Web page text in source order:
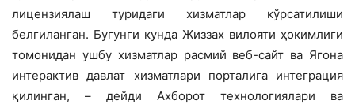
лицензиялаш туридаги хизматлар кўрсатилиши
белгиланган. Бугунги кунда Жиззах вилояти ҳокимлиги
томонидан ушбу хизматлар расмий веб-сайт ва Ягона
интерактив давлат хизматлари порталига интеграция
қилинган, – дейди Ахборот технологиялари ва